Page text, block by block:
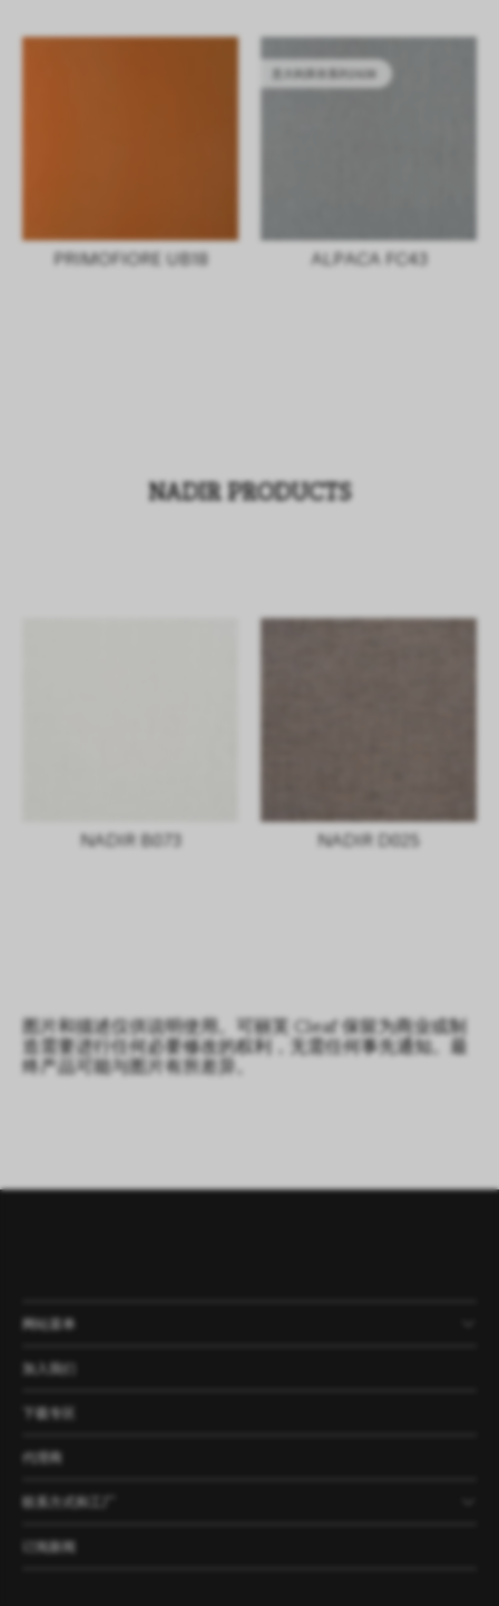
PRIMOFIORE UB18 ALPACA FC43
NADIR PRODUCTS
NADIR B073 NADIR D025
图片和描述仅供说明使用。可丽芙 Cleaf 保留为商业或制
造需要进行任何必要修改的权利，无需任何事先通知。最
终产品可能与图片有所差异。
网站菜单
产品
公司
资讯
案例
加入我们
下载专区
代理商
联系方式和工厂
订阅新闻